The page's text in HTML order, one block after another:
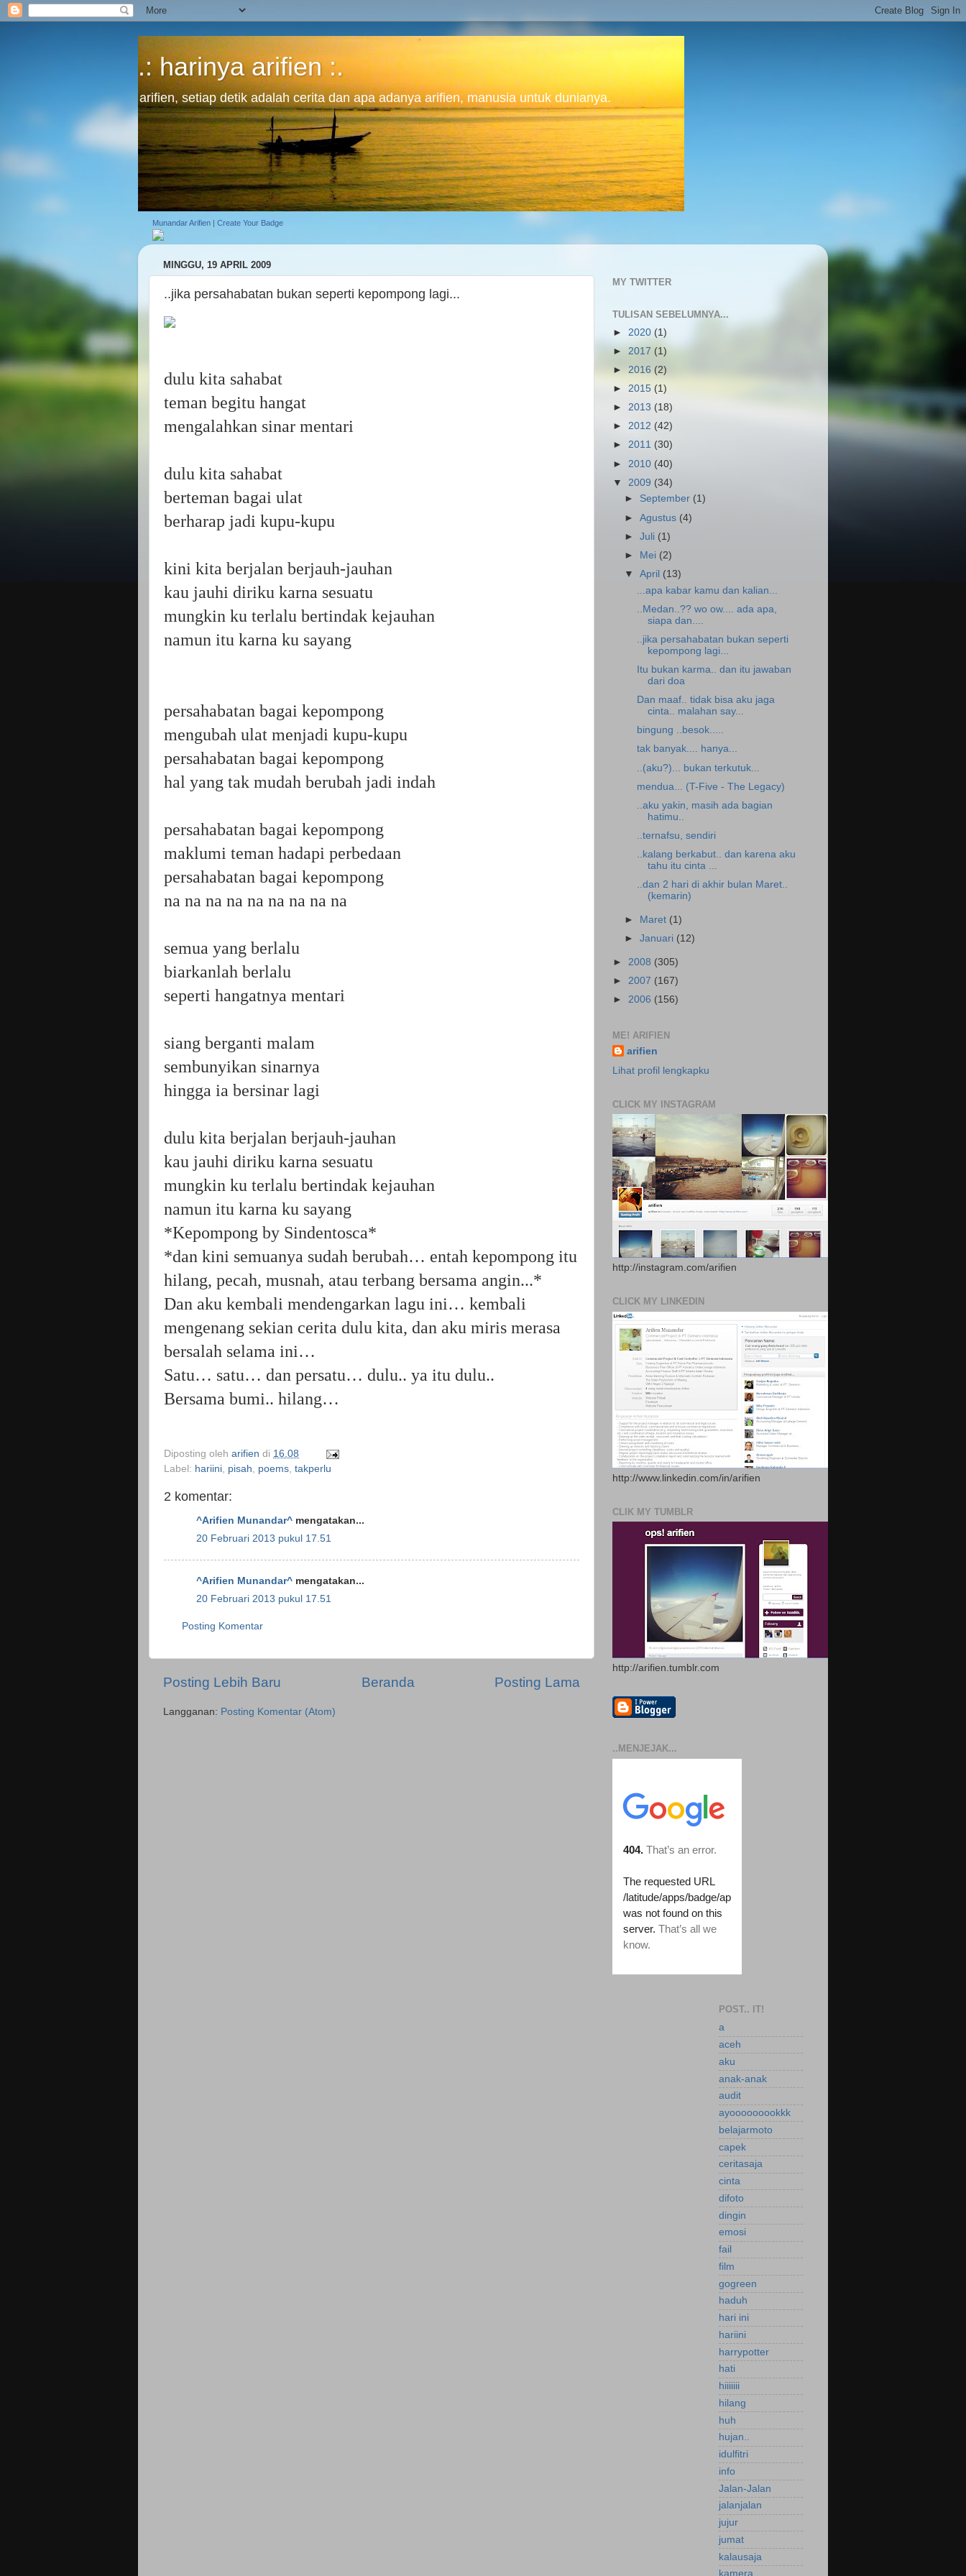
.: harinya arifien :.
arifien, setiap detik adalah cerita dan apa adanya arifien, manusia untuk dunianya.
Munandar Arifien | Create Your Badge
MINGGU, 19 APRIL 2009
..jika persahabatan bukan seperti kepompong lagi...
dulu kita sahabat
teman begitu hangat
mengalahkan sinar mentari
dulu kita sahabat
berteman bagai ulat
berharap jadi kupu-kupu
kini kita berjalan berjauh-jauhan
kau jauhi diriku karna sesuatu
mungkin ku terlalu bertindak kejauhan
namun itu karna ku sayang
persahabatan bagai kepompong
mengubah ulat menjadi kupu-kupu
persahabatan bagai kepompong
hal yang tak mudah berubah jadi indah
persahabatan bagai kepompong
maklumi teman hadapi perbedaan
persahabatan bagai kepompong
na na na na na na na na na
semua yang berlalu
biarkanlah berlalu
seperti hangatnya mentari
siang berganti malam
sembunyikan sinarnya
hingga ia bersinar lagi
dulu kita berjalan berjauh-jauhan
kau jauhi diriku karna sesuatu
mungkin ku terlalu bertindak kejauhan
namun itu karna ku sayang
*Kepompong by Sindentosca*
*dan kini semuanya sudah berubah… entah kepompong itu
hilang, pecah, musnah, atau terbang bersama angin...*
Dan aku kembali mendengarkan lagu ini… kembali
mengenang sekian cerita dulu kita, dan aku miris merasa
bersalah selama ini…
Satu… satu… dan persatu… dulu.. ya itu dulu..
Bersama bumi.. hilang…
Diposting oleh arifien di 16.08
Label: hariini, pisah, poems, takperlu
2 komentar:
^Arifien Munandar^ mengatakan...
20 Februari 2013 pukul 17.51
^Arifien Munandar^ mengatakan...
20 Februari 2013 pukul 17.51
Posting Komentar
Posting Lebih Baru Posting Lama
Beranda
Langganan: Posting Komentar (Atom)
MY TWITTER
TULISAN SEBELUMNYA...
► 2020 (1)
► 2017 (1)
► 2016 (2)
► 2015 (1)
► 2013 (18)
► 2012 (42)
► 2011 (30)
► 2010 (40)
▼ 2009 (34)
► September (1)
►Agustus (4)
►Juli (1)
►
Mei (2)
▼April (13)
...apa kabar kamu dan kalian...
..Medan..?? wo ow.... ada apa,
siapa dan....
..jika persahabatan bukan seperti
kepompong lagi...
Itu bukan karma.. dan itu jawaban
dari doa
Dan maaf.. tidak bisa aku jaga
cinta.. malahan say...
bingung ..besok.....
tak banyak.... hanya...
..(aku?)... bukan terkutuk...
mendua... (T-Five - The Legacy)
..aku yakin, masih ada bagian
hatimu..
..ternafsu, sendiri
..kalang berkabut.. dan karena aku
tahu itu cinta ...
..dan 2 hari di akhir bulan Maret..
(kemarin)
► Maret (1)
►Januari (12)
► 2008 (305)
► 2007 (167)
► 2006 (156)
ME! ARIFIEN
arifien
Lihat profil lengkapku
CLICK MY INSTAGRAM
http://instagram.com/arifien
CLICK MY LINKEDIN
http://www.linkedin.com/in/arifien
CLIK MY TUMBLR
http://arifien.tumblr.com
..MENJEJAK...
POST.. IT!
a
aceh
aku
anak-anak
audit
ayooooooookkk
belajarmoto
capek
ceritasaja
cinta
difoto
dingin
emosi
fail
film
gogreen
haduh
hari ini
hariini
harrypotter
hati
hiiiiiii
hilang
huh
hujan..
idulfitri
info
Jalan-Jalan
jalanjalan
jujur
jumat
kalausaja
kamera